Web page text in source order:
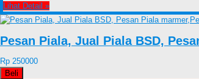
Lihat Detail »
Pesan Piala, Jual Piala BSD,
Rp 250000
Beli